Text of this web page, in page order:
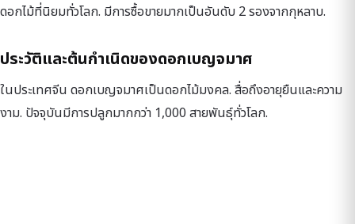
ดอกไม้ที่นิยมทั่วโลก. มีการซื้อขายมากเป็นอันดับ 2 รองจากกุหลาบ.
ประวัติและต้นกำเนิดของดอกเบญจมาศ
ในประเทศจีน ดอกเบญจมาศเป็นดอกไม้มงคล. สื่อถึงอายุยืนและความ
งาม. ปัจจุบันมีการปลูกมากกว่า 1,000 สายพันธุ์ทั่วโลก.